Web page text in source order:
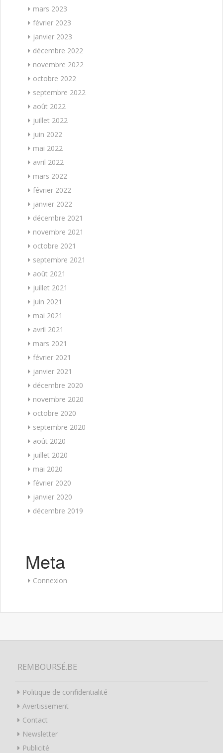
mars 2023
février 2023
janvier 2023
décembre 2022
novembre 2022
octobre 2022
septembre 2022
août 2022
juillet 2022
juin 2022
mai 2022
avril 2022
mars 2022
février 2022
janvier 2022
décembre 2021
novembre 2021
octobre 2021
septembre 2021
août 2021
juillet 2021
juin 2021
mai 2021
avril 2021
mars 2021
février 2021
janvier 2021
décembre 2020
novembre 2020
octobre 2020
septembre 2020
août 2020
juillet 2020
mai 2020
février 2020
janvier 2020
décembre 2019
Meta
Connexion
REMBOURSÉ.BE
Politique de confidentialité
Avertissement
Contact
Newsletter
Publicité